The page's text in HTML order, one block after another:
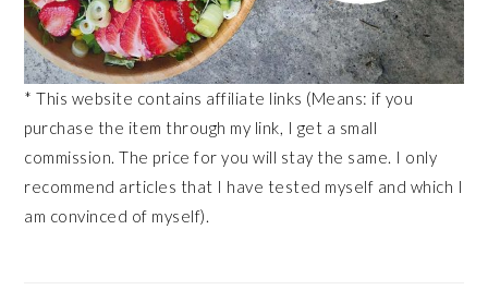
* This website contains affiliate links (Means: if you
purchase the item through my link, I get a small
commission. The price for you will stay the same. I only
recommend articles that I have tested myself and which I
am convinced of myself).